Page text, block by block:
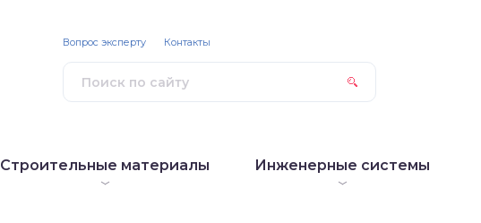
Строительные материалы Инженерные системы
Вопрос эксперту Контакты